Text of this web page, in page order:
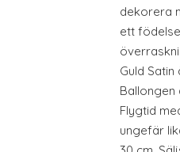
dekorera
ett
Guld
Ballongen
Flygtid
ungefär